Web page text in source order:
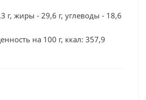
г, жиры - 29,6 г, углеводы - 18,6
на 100 г, ккал: 357,9